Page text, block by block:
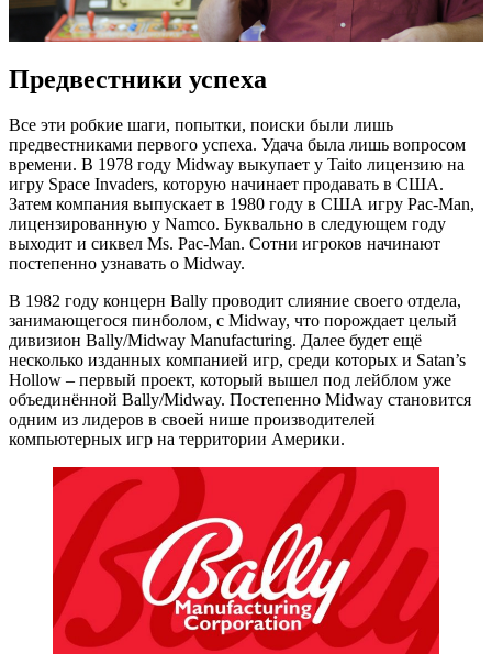
Предвестники успеха
Все эти робкие шаги, попытки, поиски были лишь
предвестниками первого успеха. Удача была лишь вопросом
времени. В 1978 году Midway выкупает у Taito лицензию на
игру Space Invaders, которую начинает продавать в США.
Затем компания выпускает в 1980 году в США игру Pac-Man,
лицензированную у Namco. Буквально в следующем году
выходит и сиквел Ms. Pac-Man. Сотни игроков начинают
постепенно узнавать о Midway.
В 1982 году концерн Bally проводит слияние своего отдела,
занимающегося пинболом, с Midway, что порождает целый
дивизион Bally/Midway Manufacturing. Далее будет ещё
несколько изданных компанией игр, среди которых и Satan’s
Hollow – первый проект, который вышел под лейблом уже
объединённой Bally/Midway. Постепенно Midway становится
одним из лидеров в своей нише производителей
компьютерных игр на территории Америки.